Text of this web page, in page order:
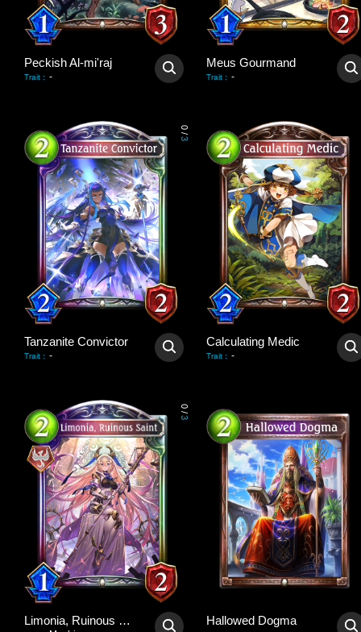
Peckish Al-mi'raj
Trait : -
Meus Gourmand
Trait : -
0
/
3
Tanzanite Convictor
Trait : -
Calculating Medic
Trait : -
0
/
3
Limonia, Ruinous Saint Hallowed Dogma